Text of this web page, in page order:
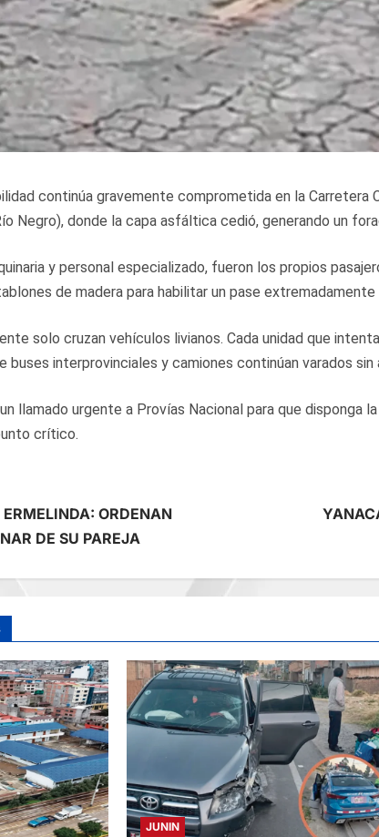
continúa gravemente comprometida en la Carretera
Negro), donde la capa asfáltica cedió, generando un
y personal especializado, fueron los propios
de madera para habilitar un pase extremadamente
solo cruzan vehículos livianos. Cada unidad que
buses interprovinciales y camiones continúan varados
llamado urgente a Provías Nacional para que disponga
crítico.
ORDENAN
DE SU PAREJA
JUNIN